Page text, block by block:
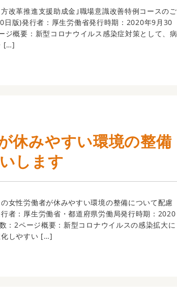
改革推進支援助成金｣職場意識改善特例コースのご
日版)発行者：厚生労働省発行時期：2020年9月30
ジ概要：新型コロナウイルス感染症対策として、病
[…]
休みやすい環境の整備
します
女性労働者が休みやすい環境の整備について配慮
者：厚生労働省・都道府県労働局発行時期：2020
：2ページ概要：新型コロナウイルスの感染拡大に
化しやすい […]